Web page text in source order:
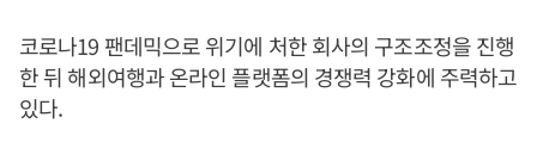
코로나19 팬데믹으로 위기에 처한 회사의 구조조정을 진행
한 뒤 해외여행과 온라인 플랫폼의 경쟁력 강화에 주력하고
있다.